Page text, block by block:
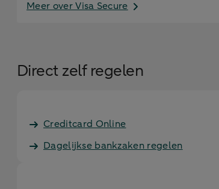
Meer over Visa Secure
Direct zelf regelen
Creditcard Online
Dagelijkse bankzaken regelen